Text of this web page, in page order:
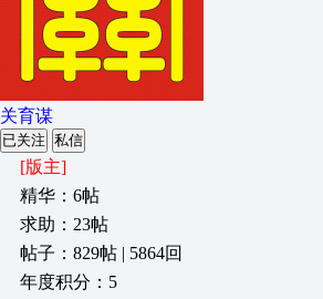
关育谋
已关注 私信
[版主]
精华：6帖
求助：23帖
帖子：829帖 | 5864回
年度积分：5